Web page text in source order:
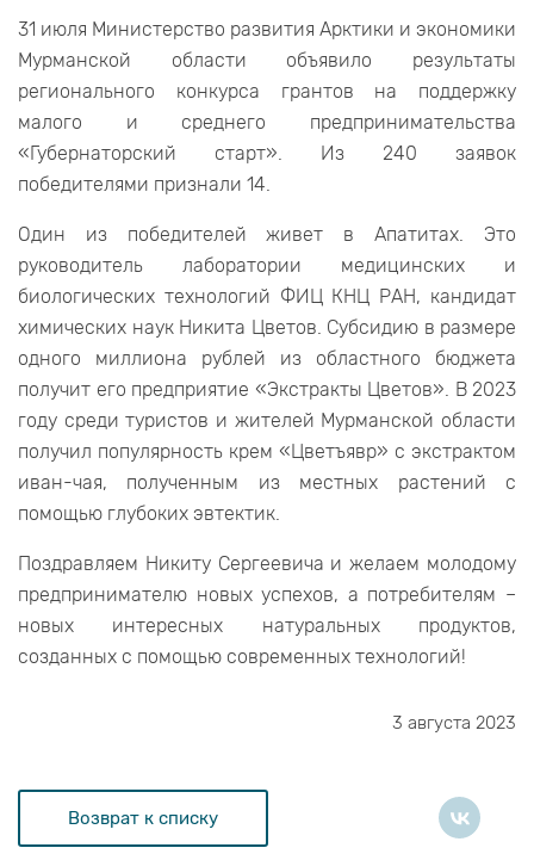
31 июля Министерство развития Арктики и экономики
Мурманской области объявило результаты
регионального конкурса грантов на поддержку
малого и среднего предпринимательства
«Губернаторский старт». Из 240 заявок
победителями признали 14.
Один из победителей живет в Апатитах. Это
руководитель лаборатории медицинских и
биологических технологий ФИЦ КНЦ РАН, кандидат
химических наук Никита Цветов. Субсидию в размере
одного миллиона рублей из областного бюджета
получит его предприятие «Экстракты Цветов». В 2023
году среди туристов и жителей Мурманской области
получил популярность крем «Цветъявр» с экстрактом
иван-чая, полученным из местных растений с
помощью глубоких эвтектик.
Поздравляем Никиту Сергеевича и желаем молодому
предпринимателю новых успехов, а потребителям –
новых интересных натуральных продуктов,
созданных с помощью современных технологий!
3 августа 2023
Возврат к списку